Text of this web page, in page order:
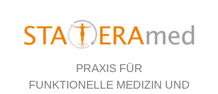
PRAXIS FÜR
FUNKTIONELLE MEDIZIN UND